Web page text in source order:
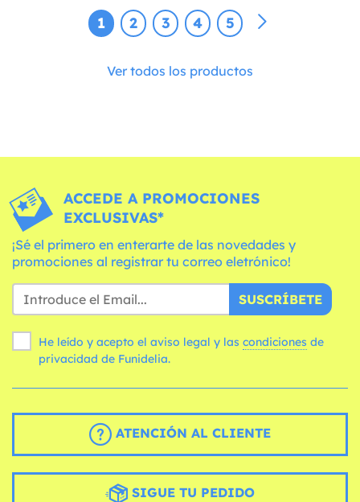
1 2 3 4 5
Ver todos los productos
ACCEDE A PROMOCIONES
EXCLUSIVAS*
¡Sé el primero en enterarte de las novedades y
promociones al registrar tu correo eletrónico!
SUSCRÍBETE
He leído y acepto el aviso legal y las condiciones
privacidad de Funidelia.
ATENCIÓN AL CLIENTE
SIGUE TU PEDIDO